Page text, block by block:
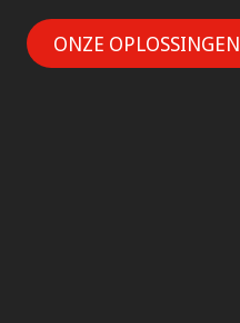
ONZE OPLOSSINGEN